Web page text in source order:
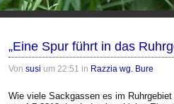
„Eine Spur führt in das
Von susi um 22:51 in Razzia wg. Bure
Wie viele Sackgassen es im